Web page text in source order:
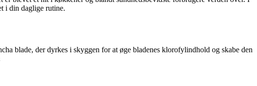
i din daglige rutine.
blade, der dyrkes i skyggen for at øge bladenes klorofylindhold og skabe den